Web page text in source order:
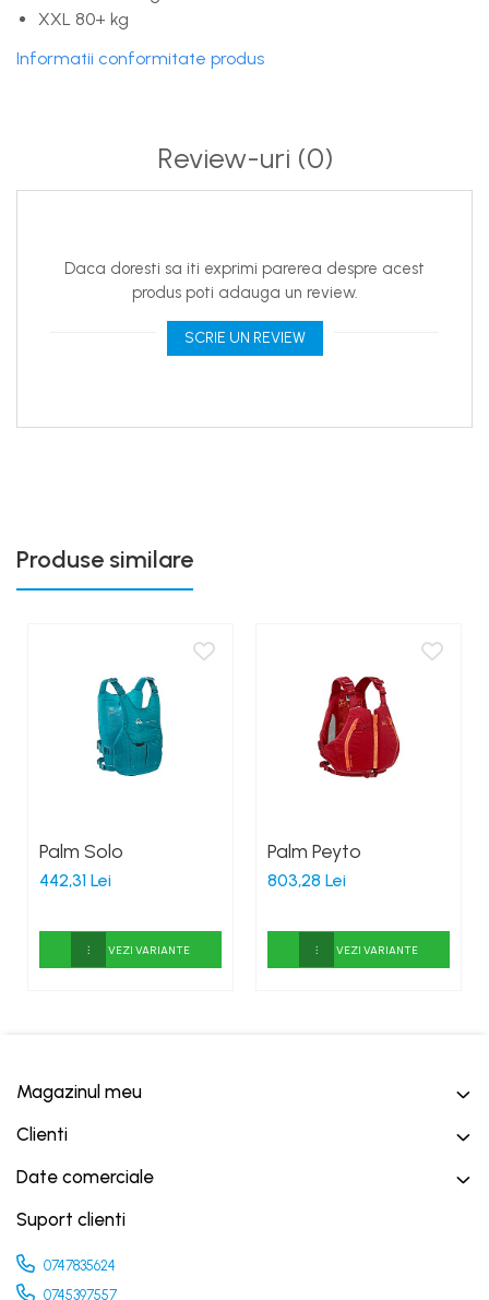
XXL 80+ kg
Informatii conformitate produs
Review-uri (0)
Daca doresti sa iti exprimi parerea despre acest
produs poti adauga un review.
SCRIE UN REVIEW
Produse similare
Palm Solo
442,31 Lei
VEZI VARIANTE
Palm Peyto
803,28 Lei
VEZI VARIANTE
Magazinul meu
Clienti
Date comerciale
Suport clienti
0747835624
0745397557